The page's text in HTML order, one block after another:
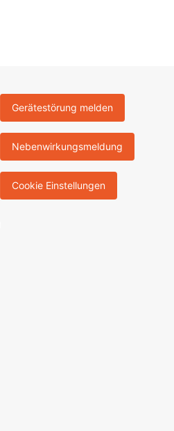
Gerätestörung melden
Nebenwirkungsmeldung
Cookie Einstellungen